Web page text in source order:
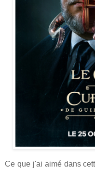
Ce que j'ai aimé dans